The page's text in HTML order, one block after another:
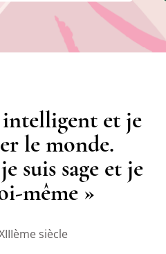
intelligent et je
le monde.
suis sage et je
même »
siècle